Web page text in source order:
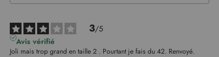
3/5
Avis vérifié
Joli mais trop grand en taille 2 . Pourtant je fais du 42. Renvoyé.